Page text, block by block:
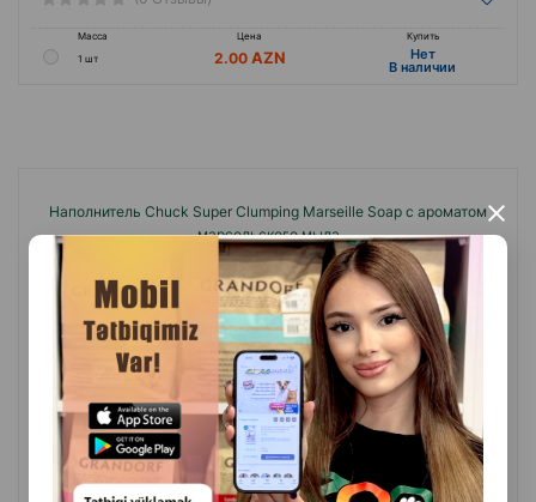
×
Масса Цена
Купить
1 шт
2.00 Hет
B наличии
Наполнитель Chuck Super Clumping Marseille Soap с ароматом
марсельского мыла